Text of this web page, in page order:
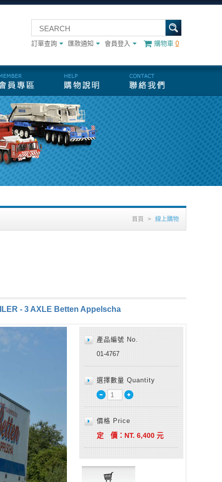
訂單查詢 匯款通知 會員登入 購物車 0
首頁 > 線上購物
- 3 AXLE Betten Appelscha
產品編號 No.
01-4767
選擇數量 Quantity
價格 Price
定 價： NT. 6,400 元